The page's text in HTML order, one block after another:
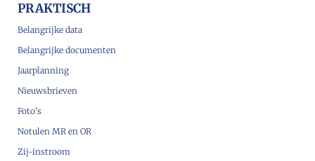
PRAKTISCH
Belangrijke data
Belangrijke documenten
Jaarplanning
Nieuwsbrieven
Foto’s
Notulen MR en OR
Zij-instroom